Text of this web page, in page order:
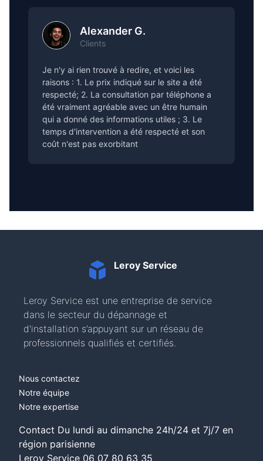
Alexander G.
Clients
Je n'y ai rien trouvé à redire, et voici les
raisons : 1. Le prix indiqué sur le site a été
respecté; 2. La consultation par téléphone a
été vraiment agréable avec un être humain
qui a donné des informations utiles ; 3. Le
temps d'intervention a été respecté et son
coût n'est pas exorbitant
Leroy Service
Leroy Service est une entreprise de service
dans le secteur du dépannage et
d'installation s’appuyant sur un réseau de
professionnels qualifiés et certifiés.
Nous contactez
Notre équipe
Notre expertise
Contact Du lundi au dimanche 24h/24 et 7j/7 en
région parisienne
Leroy Service 06 07 80 63 35